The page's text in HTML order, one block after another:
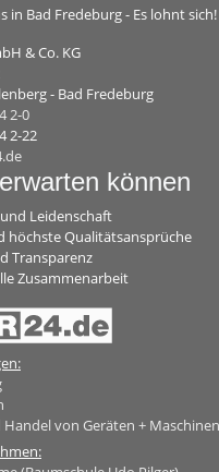
in Bad Fredeburg - Es lohnt sich!
& Co. KG
- Bad Fredeburg
2-0
2-22
können
Leidenschaft
höchste Qualitätsansprüche
Transparenz
Zusammenarbeit
von Geräten + Maschinen